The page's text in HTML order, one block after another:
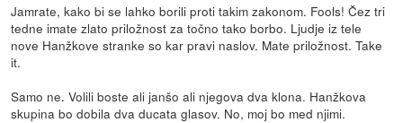
Jamrate, kako bi se lahko borili proti takim zakonom. Fools! Čez tri
tedne imate zlato priložnost za točno tako borbo. Ljudje iz tele
nove Hanžkove stranke so kar pravi naslov. Mate priložnost. Take
it.
Samo ne. Volili boste ali janšo ali njegova dva klona. Hanžkova
skupina bo dobila dva ducata glasov. No, moj bo med njimi.